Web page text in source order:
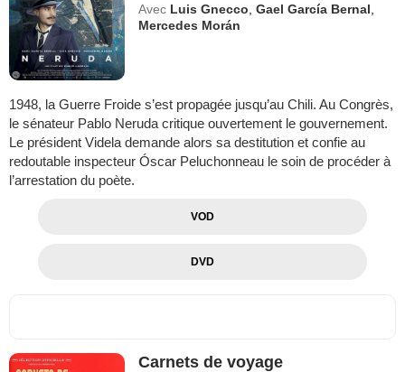
Avec Luis Gnecco ,Gael García Bernal
Mercedes Morán
1948, la Guerre Froide s’est propagée jusqu’au Chili. Au Congrès,
le sénateur Pablo Neruda critique ouvertement le gouvernement.
Le président Videla demande alors sa destitution et confie au
redoutable inspecteur Óscar Peluchonneau le soin de procéder à
l’arrestation du poète.
VOD
DVD
Carnets de voyage